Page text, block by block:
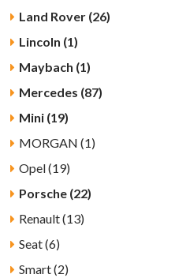
Land Rover (26)
Lincoln (1)
Maybach (1)
Mercedes (87)
Mini (19)
MORGAN (1)
Opel (19)
Porsche (22)
Renault (13)
Seat (6)
Smart (2)